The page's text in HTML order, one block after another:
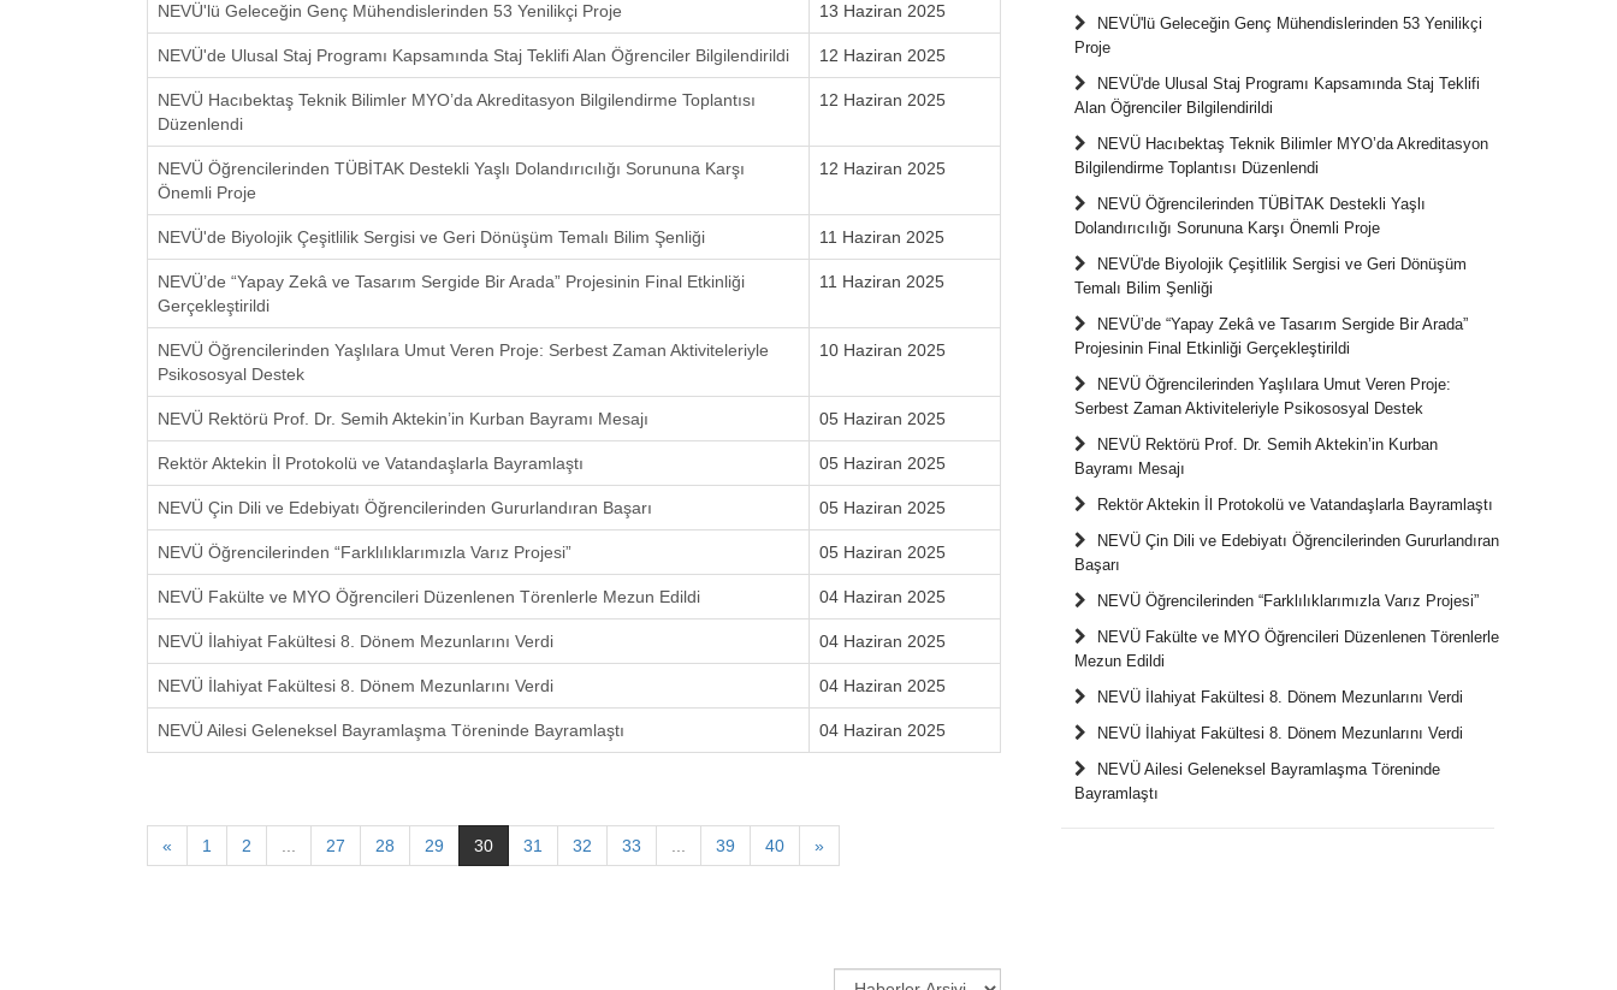
NEVÜ'lü Geleceğin Genç Mühendislerinden 53 Yenilikçi Proje 13 Haziran 2025
NEVÜ'de Ulusal Staj Programı Kapsamında Staj Teklifi Alan Öğrenciler Bilgilendirildi 12 Haziran 2025
NEVÜ Hacıbektaş Teknik Bilimler MYO’da Akreditasyon Bilgilendirme Toplantısı
Düzenlendi
12 Haziran 2025
NEVÜ Öğrencilerinden TÜBİTAK Destekli Yaşlı Dolandırıcılığı Sorununa Karşı
Önemli Proje
12 Haziran 2025
NEVÜ'de Biyolojik Çeşitlilik Sergisi ve Geri Dönüşüm Temalı Bilim Şenliği 11 Haziran 2025
NEVÜ’de “Yapay Zekâ ve Tasarım Sergide Bir Arada” Projesinin Final Etkinliği
Gerçekleştirildi
11 Haziran 2025
NEVÜ Öğrencilerinden Yaşlılara Umut Veren Proje: Serbest Zaman Aktiviteleriyle
Psikososyal Destek
10 Haziran 2025
NEVÜ Rektörü Prof. Dr. Semih Aktekin’in Kurban Bayramı Mesajı 05 Haziran 2025
Rektör Aktekin İl Protokolü ve Vatandaşlarla Bayramlaştı 05 Haziran 2025
NEVÜ Çin Dili ve Edebiyatı Öğrencilerinden Gururlandıran Başarı 05 Haziran 2025
NEVÜ Öğrencilerinden “Farklılıklarımızla Varız Projesi” 05 Haziran 2025
NEVÜ Fakülte ve MYO Öğrencileri Düzenlenen Törenlerle Mezun Edildi 04 Haziran 2025
NEVÜ İlahiyat Fakültesi 8. Dönem Mezunlarını Verdi 04 Haziran 2025
NEVÜ İlahiyat Fakültesi 8. Dönem Mezunlarını Verdi 04 Haziran 2025
NEVÜ Ailesi Geleneksel Bayramlaşma Töreninde Bayramlaştı 04 Haziran 2025
« 1 2 ... 27 28 29 30 31 32 33 ... 39 40 »
NEVÜ'lü Geleceğin Genç Mühendislerinden 53 Yenilikçi
Proje
NEVÜ'de Ulusal Staj Programı Kapsamında Staj Teklifi
Alan Öğrenciler Bilgilendirildi
NEVÜ Hacıbektaş Teknik Bilimler MYO’da Akreditasyon
Bilgilendirme Toplantısı Düzenlendi
NEVÜ Öğrencilerinden TÜBİTAK Destekli Yaşlı
Dolandırıcılığı Sorununa Karşı Önemli Proje
NEVÜ'de Biyolojik Çeşitlilik Sergisi ve Geri Dönüşüm
Temalı Bilim Şenliği
NEVÜ’de “Yapay Zekâ ve Tasarım Sergide Bir Arada”
Projesinin Final Etkinliği Gerçekleştirildi
NEVÜ Öğrencilerinden Yaşlılara Umut Veren Proje:
Serbest Zaman Aktiviteleriyle Psikososyal Destek
NEVÜ Rektörü Prof. Dr. Semih Aktekin’in Kurban
Bayramı Mesajı
Rektör Aktekin İl Protokolü ve Vatandaşlarla Bayramlaştı
NEVÜ Çin Dili ve Edebiyatı Öğrencilerinden Gururlandıran
Başarı
NEVÜ Öğrencilerinden “Farklılıklarımızla Varız Projesi”
NEVÜ Fakülte ve MYO Öğrencileri Düzenlenen Törenlerle
Mezun Edildi
NEVÜ İlahiyat Fakültesi 8. Dönem Mezunlarını Verdi
NEVÜ İlahiyat Fakültesi 8. Dönem Mezunlarını Verdi
NEVÜ Ailesi Geleneksel Bayramlaşma Töreninde
Bayramlaştı